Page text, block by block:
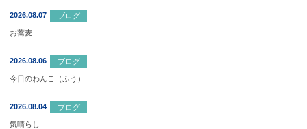
2026.08.07 ブログ
お蕎麦
2026.08.06 ブログ
今日のわんこ（ふう）
2026.08.04 ブログ
気晴らし